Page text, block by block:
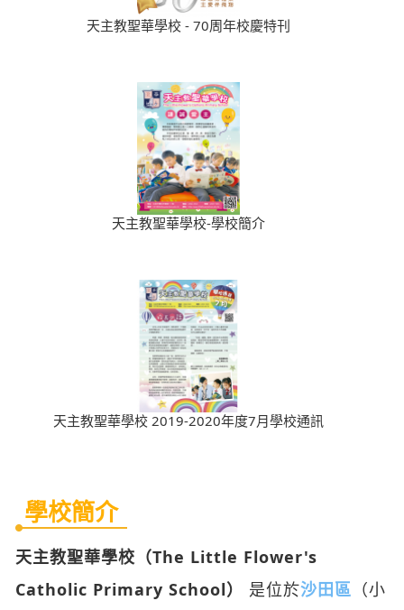
天主教聖華學校 - 70周年校慶特刊
天主教聖華學校-學校簡介
天主教聖華學校 2019-2020年度7月學校通訊
學校簡介
天主教聖華學校（The Little Flower's
Catholic Primary School）
是位於沙田區 （小